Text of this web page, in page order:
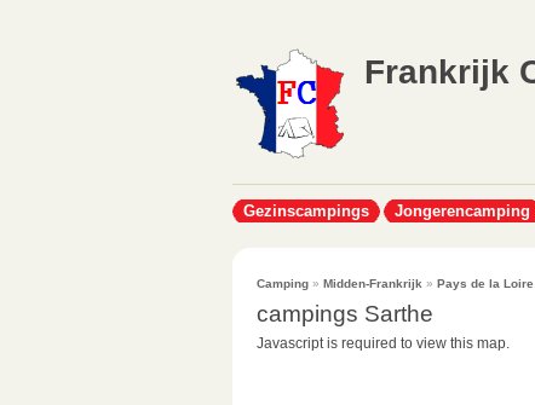
Frankrijk
Gezinscampings Jongerencamping
Camping » Midden-Frankrijk » Pays de la Loire
campings Sarthe
Javascript is required to view this map.